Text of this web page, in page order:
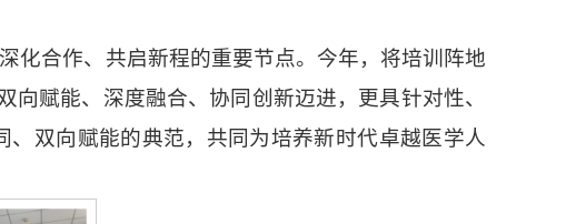
化合作、共启新程的重要节点。今年，将培训阵地
赋能、深度融合、协同创新迈进，更具针对性、
双向赋能的典范，共同为培养新时代卓越医学人